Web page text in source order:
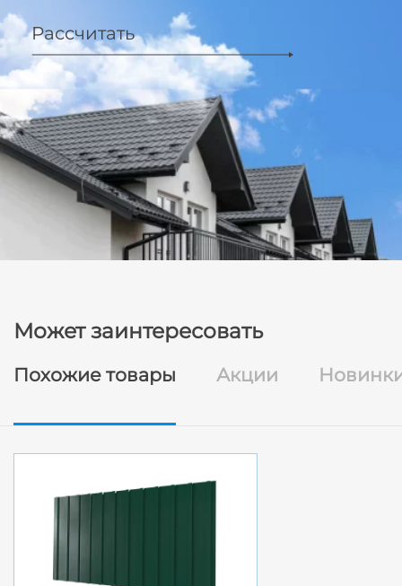
Рассчитать
Может заинтересовать
Похожие товары Акции